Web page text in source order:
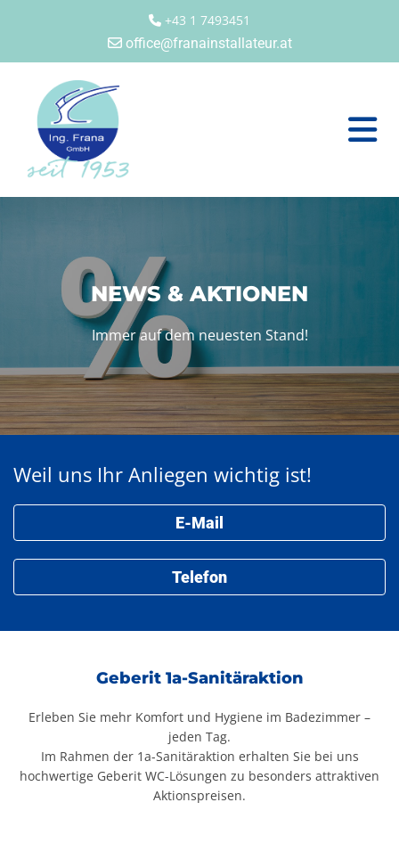
 +43 1 7493451
 office@franainstallateur.at
NEWS & AKTIONEN
Immer auf dem neuesten Stand!
Weil uns Ihr Anliegen wichtig ist!
E-Mail
Telefon
Geberit 1a-Sanitäraktion
Erleben Sie mehr Komfort und Hygiene im Badezimmer –
jeden Tag.
Im Rahmen der 1a-Sanitäraktion erhalten Sie bei uns
hochwertige Geberit WC-Lösungen zu besonders attraktiven
Aktionspreisen.